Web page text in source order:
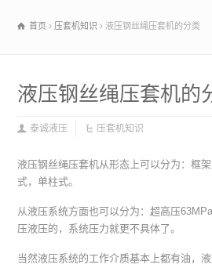
首页 压套机知识 液压钢丝绳压套机的分类
液压钢丝绳压套机的
泰诚液压 压套机知识
液压钢丝绳压套机从形态上可以分为：框
式，单柱式。
从液压系统方面也可以分为：超高压
压液压的，系统压力就更不具体了。
当然液压系统的工作介质基本上都有油，